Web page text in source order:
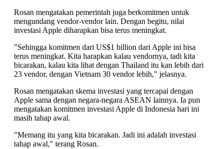
Rosan mengatakan pemerintah juga berkomitmen untuk
mengundang vendor-vendor lain. Dengan begitu, nilai
investasi Apple diharapkan bisa terus meningkat.
"Sehingga komitmen dari US$1 billion dari Apple ini bisa
terus meningkat. Kita harapkan kalau vendornya, tadi kita
bicarakan, kalau kita lihat dengan Thailand itu kan lebih dari
23 vendor, dengan Vietnam 30 vendor lebih," jelasnya.
Rosan mengatakan skema investasi yang tercapai dengan
Apple sama dengan negara-negara ASEAN lainnya. Ia pun
mengatakan komitmen investasi Apple di Indonesia hari ini
masih tahap awal.
"Memang itu yang kita bicarakan. Jadi ini adalah investasi
tahap awal," terang Rosan.